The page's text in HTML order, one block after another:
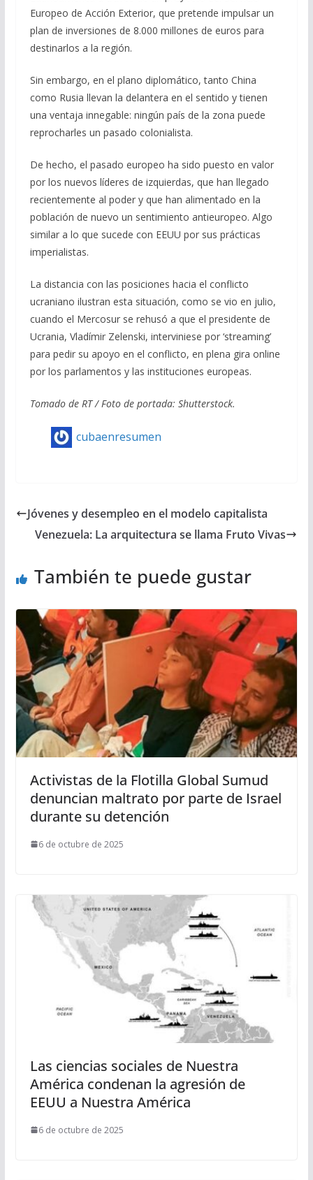
Europeo de Acción Exterior, que pretende impulsar un
plan de inversiones de 8.000 millones de euros para
destinarlos a la región.
Sin embargo, en el plano diplomático, tanto China
como Rusia llevan la delantera en el sentido y tienen
una ventaja innegable: ningún país de la zona puede
reprocharles un pasado colonialista.
De hecho, el pasado europeo ha sido puesto en valor
por los nuevos líderes de izquierdas, que han llegado
recientemente al poder y que han alimentado en la
población de nuevo un sentimiento antieuropeo. Algo
similar a lo que sucede con EEUU por sus prácticas
imperialistas.
La distancia con las posiciones hacia el conflicto
ucraniano ilustran esta situación, como se vio en julio,
cuando el Mercosur se rehusó a que el presidente de
Ucrania, Vladímir Zelenski, interviniese por ‘streaming’
para pedir su apoyo en el conflicto, en plena gira online
por los parlamentos y las instituciones europeas.
Tomado de RT / Foto de portada: Shutterstock.
cubaenresumen
Jóvenes y desempleo en el modelo capitalista
Venezuela: La arquitectura se llama Fruto Vivas
También te puede gustar
Activistas de la Flotilla Global Sumud
denuncian maltrato por parte de Israel
durante su detención
6 de octubre de 2025
Las ciencias sociales de Nuestra
América condenan la agresión de
EEUU a Nuestra América
6 de octubre de 2025